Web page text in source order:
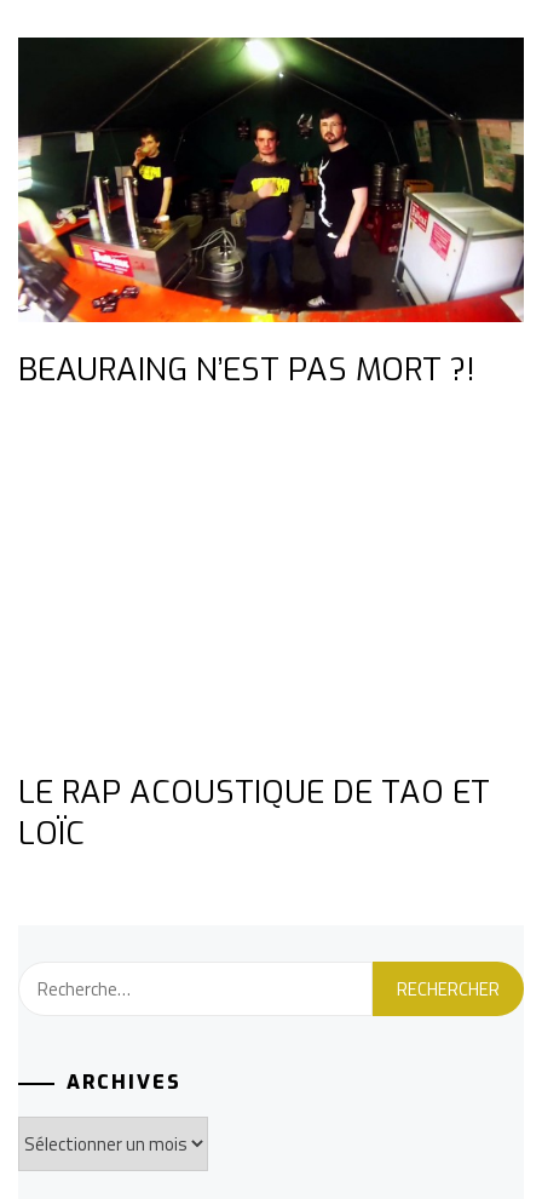
BEAURAING N’EST PAS MORT ?!
LE RAP ACOUSTIQUE DE TAO ET
LOÏC
Rechercher :
ARCHIVES
Archives